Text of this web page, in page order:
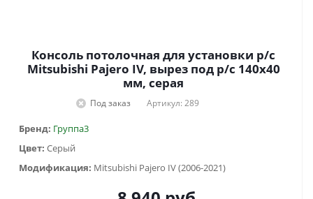
Консоль потолочная для установки р/c
Mitsubishi Pajero IV, вырез под р/c 140х40
мм, серая
Под заказ Артикул: 289
Бренд: Группа3
Цвет: Серый
Модификация: Mitsubishi Pajero IV (2006-2021)